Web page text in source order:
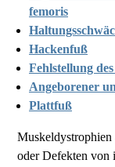
femoris
Hackenfuß
Fehlstellung
Angeborener
Plattfuß
oder Defekten von